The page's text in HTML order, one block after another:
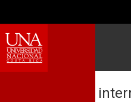
3er Coloquio